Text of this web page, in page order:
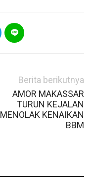
Berita berikutnya
AMOR MAKASSAR
TURUN KEJALAN
MENOLAK KENAIKAN
BBM